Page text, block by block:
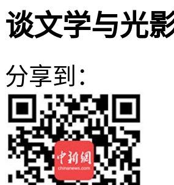
谈文学与光
分享到：